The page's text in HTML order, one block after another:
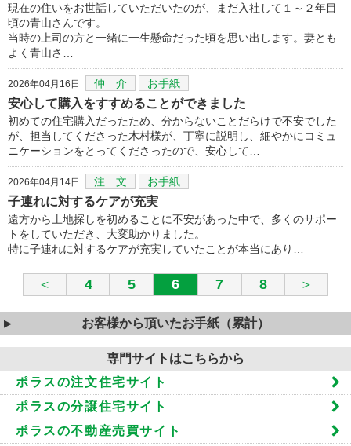
現在の住いをお世話していただいたのが、まだ入社して１～２年目
頃の青山さんです。
当時の上司の方と一緒に一生懸命だった頃を思い出します。妻とも
よく青山さ…
2026年04月16日 仲 介 お手紙
安心して購入をすすめることができました
初めての住宅購入だったため、分からないことだらけで不安でした
が、担当してくださった木村様が、丁寧に説明し、細やかにコミュ
ニケーションをとってくださったので、安心して…
2026年04月14日 注 文 お手紙
子連れに対するケアが充実
遠方から土地探しを初めることに不安があった中で、多くのサポー
トをしていただき、大変助かりました。
特に子連れに対するケアが充実していたことが本当にあり…
＜ 4 5 6 7 8 ＞
お客様から頂いたお手紙（累計）
専門サイトはこちらから
ポラスの注文住宅サイト
ポラスの分譲住宅サイト
ポラスの不動産売買サイト